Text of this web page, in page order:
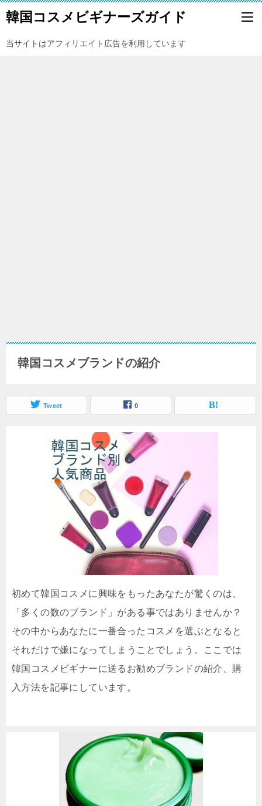
韓国コスメビギナーズガイド
当サイトはアフィリエイト広告を利用しています
韓国コスメブランドの紹介
Tweet 0
初めて韓国コスメに興味をもったあなたが驚くのは、
「多くの数のブランド」がある事ではありませんか？
その中からあなたに一番合ったコスメを選ぶとなると
それだけで嫌になってしまうことでしょう。ここでは
韓国コスメビギナーに送るお勧めブランドの紹介、購
入方法を記事にしています。